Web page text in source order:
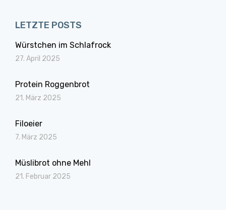
LETZTE POSTS
Würstchen im Schlafrock
27. April 2025
Protein Roggenbrot
21. März 2025
Filoeier
7. März 2025
Müslibrot ohne Mehl
21. Februar 2025